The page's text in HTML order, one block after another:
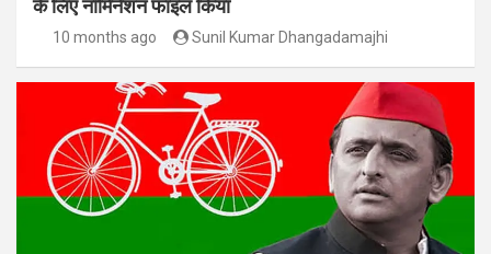
के लिए नॉमिनेशन फाइल किया
10 months ago Sunil Kumar Dhangadamajhi